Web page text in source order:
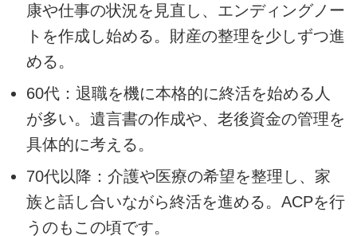
康や仕事の状況を見直し、エンディングノー
トを作成し始める。財産の整理を少しずつ進
める。
60代：退職を機に本格的に終活を始める人
が多い。遺言書の作成や、老後資金の管理を
具体的に考える。
70代以降：介護や医療の希望を整理し、家
族と話し合いながら終活を進める。ACPを行
うのもこの頃です。